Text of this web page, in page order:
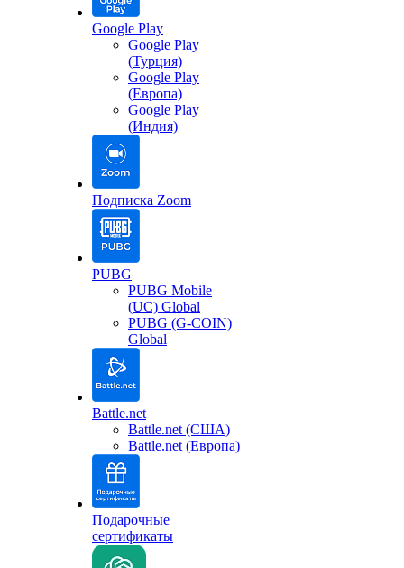
Google Play
Google Play
(Турция)
Google Play
(Европа)
Google Play
(Индия)
Подписка Zoom
PUBG
PUBG Mobile
(UC) Global
PUBG (G-COIN)
Global
Battle.net
Battle.net (США)
Battle.net (Европа)
Подарочные
сертификаты